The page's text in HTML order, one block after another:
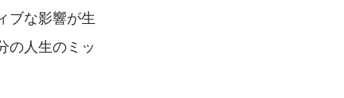
ブな影響が生
の人生のミッ